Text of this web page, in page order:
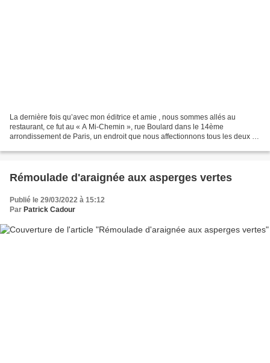
La dernière fois qu’avec mon éditrice et amie , nous sommes allés au
restaurant, ce fut au « A Mi-Chemin », rue Boulard dans le 14ème
arrondissement de Paris, un endroit que nous affectionnons tous les deux et
Rémoulade d'araignée aux asperges vertes
Publié le 29/03/2022 à 15:12
Par Patrick Cadour